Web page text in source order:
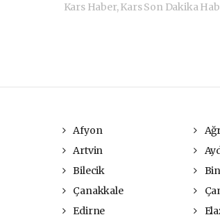
Kars Haber, Kars Son Dakika
Afyon
Artvin
Bilecik
Çanakkale
Edirne